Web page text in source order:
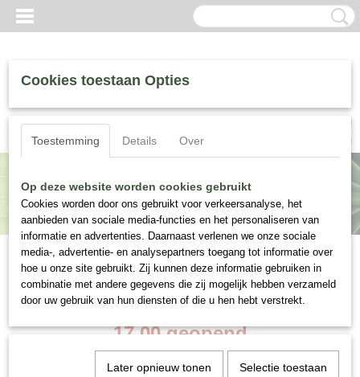
Inloggen Registreren
(0)
Matthijs Plantenpaleis & Teun Föhn
"De Winkel"
17.00 geopend
Oudesteeg 5A IJzendoorn
Cookies toestaan Opties
Toestemming Details Over
Op deze website worden cookies gebruikt
Cookies worden door ons gebruikt voor verkeersanalyse, het
aanbieden van sociale media-functies en het personaliseren van
informatie en advertenties. Daarnaast verlenen we onze sociale
media-, advertentie- en analysepartners toegang tot informatie over
hoe u onze site gebruikt. Zij kunnen deze informatie gebruiken in
combinatie met andere gegevens die zij mogelijk hebben verzameld
door uw gebruik van hun diensten of die u hen hebt verstrekt.
Later opnieuw tonen Selectie toestaan